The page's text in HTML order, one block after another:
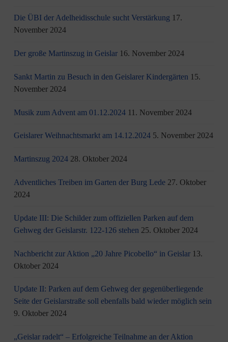
Die ÜBI der Adelheidisschule sucht Verstärkung 17.
November 2024
Der große Martinszug in Geislar 16. November 2024
Sankt Martin zu Besuch in den Geislarer Kindergärten 15.
November 2024
Musik zum Advent am 01.12.2024 11. November 2024
Geislarer Weihnachtsmarkt am 14.12.2024 5. November 2024
Martinszug 2024 28. Oktober 2024
Adventliches Treiben im Garten der Burg Lede 27. Oktober
2024
Update III: Die Schilder zum offiziellen Parken auf dem
Gehweg der Geislarstr. 122-126 stehen 25. Oktober 2024
Nachbericht zur Aktion „20 Jahre Picobello“ in Geislar 13.
Oktober 2024
Update II: Parken auf dem Gehweg der gegenüberliegende
Seite der Geislarstraße soll ebenfalls bald wieder möglich sein
9. Oktober 2024
„Geislar radelt“ – Erfolgreiche Teilnahme an der Aktion